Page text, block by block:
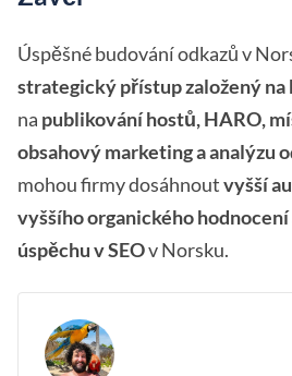
Úspěšné budování odkazů v
strategický přístup založený
na publikování hostů, HARO,
obsahový marketing a analýzu
mohou firmy dosáhnoutvyšší
vyššího organického
úspěchu v SEOv Norsku.